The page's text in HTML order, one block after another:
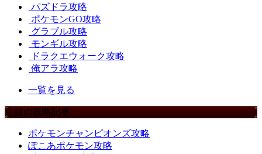
パズドラ攻略
ポケモンGO攻略
グラブル攻略
モンギル攻略
ドラクエウォーク攻略
俺アラ攻略
一覧を見る
注目の攻略記事
ポケモンチャンピオンズ攻略
ぽこあポケモン攻略